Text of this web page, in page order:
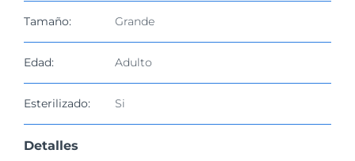
Tamaño: Grande
Edad: Adulto
Esterilizado: Si
Detalles